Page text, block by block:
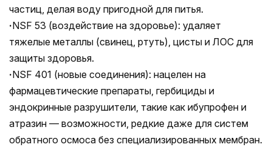
частиц, делая воду пригодной для питья.
·NSF 53 (воздействие на здоровье): удаляет
тяжелые металлы (свинец, ртуть), цисты и ЛОС для
защиты здоровья.
·NSF 401 (новые соединения): нацелен на
фармацевтические препараты, гербициды и
эндокринные разрушители, такие как ибупрофен и
атразин — возможности, редкие даже для систем
обратного осмоса без специализированных мембран.